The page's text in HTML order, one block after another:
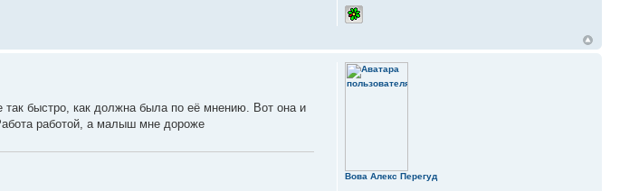
так быстро, как должна была по её мнению. Вот она и
работой, а малыш мне дороже
Вова Алекс Перегуд